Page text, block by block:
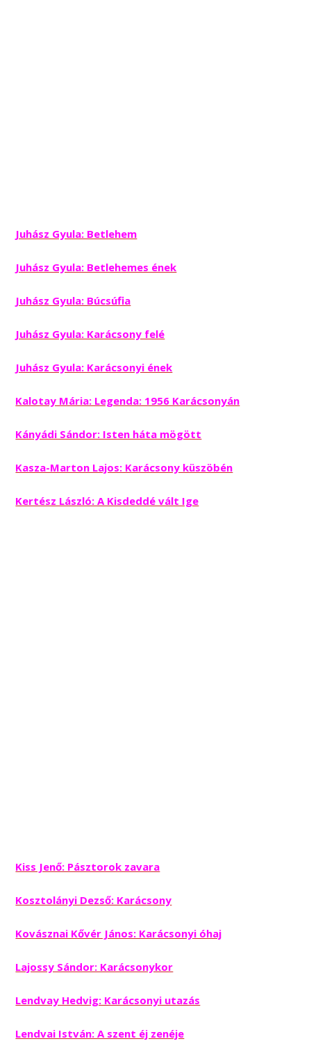
Juhász Gyula: Betlehem
Juhász Gyula: Betlehemes ének
Juhász Gyula: Búcsúfia
Juhász Gyula: Karácsony felé
Juhász Gyula: Karácsonyi ének
Kalotay Mária: Legenda: 1956 Karácsonyán
Kányádi Sándor: Isten háta mögött
Kasza-Marton Lajos: Karácsony küszöbén
Kertész László: A Kisdeddé vált Ige
Kiss Jenő: Pásztorok zavara
Kosztolányi Dezső: Karácsony
Kovásznai Kővér János: Karácsonyi óhaj
Lajossy Sándor: Karácsonykor
Lendvay Hedvig: Karácsonyi utazás
Lendvai István: A szent éj zenéje